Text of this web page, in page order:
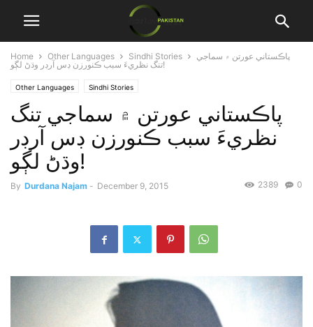
Home Other Languages Sindhi Stories
پاڪستاني عورتن ۾ سماجي
تنگ نظريءَ سبب ڪنورزن ڊس آرڊر وڌڻ لڳو!
Other Languages Sindhi Stories
پاڪستاني عورتن ۾ سماجي تنگ
نظريءَ سبب ڪنورزن ڊس آرڊر
وڌڻ لڳو!
By Durdana Najam - December 9, 2015 0
2389